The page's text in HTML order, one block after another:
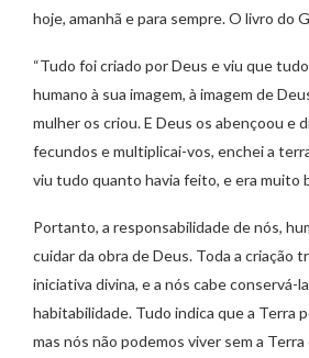
hoje, amanhã e para sempre. O livro do
“Tudo foi criado por Deus e viu que
humano à sua imagem, à imagem de
mulher os criou. E Deus os abençoou e
fecundos e multiplicai-vos, enchei a
viu tudo quanto havia feito, e era muito
Portanto, a responsabilidade de nós,
cuidar da obra de Deus. Toda a criação
iniciativa divina, e a nós cabe conservá-
habitabilidade. Tudo indica que a Terra
mas nós não podemos viver sem a